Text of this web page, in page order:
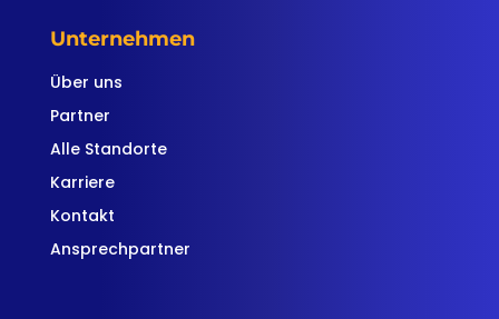
Unternehmen
Über uns
Partner
Alle Standorte
Karriere
Kontakt
Ansprechpartner